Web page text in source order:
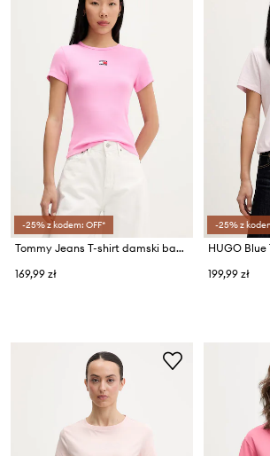
-25% z kodem: OFF*
Tommy Jeans T-shirt damski bawełniany z elastanem
169,99 zł
-25% z
199,99 zł